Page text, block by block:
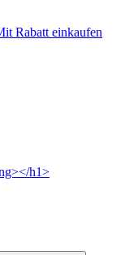
Rabatt einkaufen